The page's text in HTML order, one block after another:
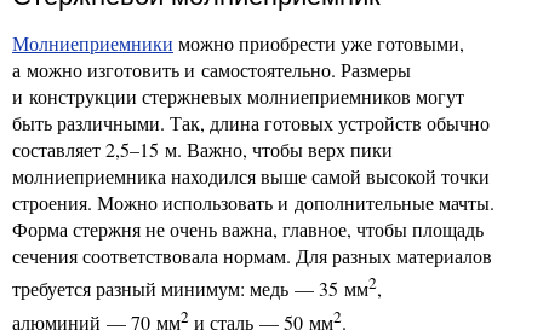
Молниеприемники можно приобрести уже готовыми,
а можно изготовить и самостоятельно. Размеры
и конструкции стержневых молниеприемников могут
быть различными. Так, длина готовых устройств обычно
составляет 2,5–15 м. Важно, чтобы верх пики
молниеприемника находился выше самой высокой точки
строения. Можно использовать и дополнительные мачты.
Форма стержня не очень важна, главное, чтобы площадь
сечения соответствовала нормам. Для разных материалов
требуется разный минимум: медь — 35 мм2,
алюминий — 70 мм2 и сталь — 50 мм2.